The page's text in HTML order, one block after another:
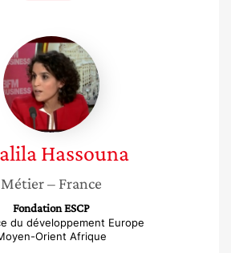
Khalila
Hassouna
Hassouna
Métier– France
Fondation ESCP
du développement Europe
Orient Afrique